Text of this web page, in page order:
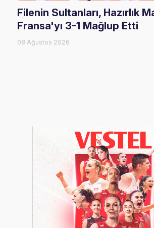
Filenin Sultanları, Hazırlık
Fransa'yı 3-1 Mağlup Etti
08 Ağustos 2026